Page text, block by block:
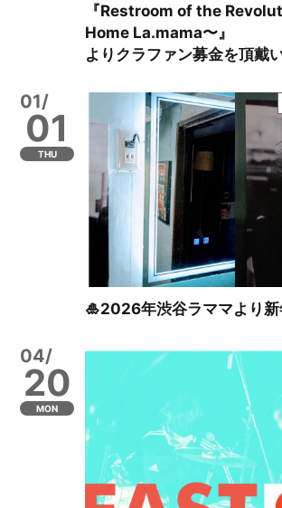
『Restroom of the
Home La.mama〜』
よりクラファン募金を頂戴
01/
01
THU
🎍2026年渋谷ラママより新
04/
20
MON